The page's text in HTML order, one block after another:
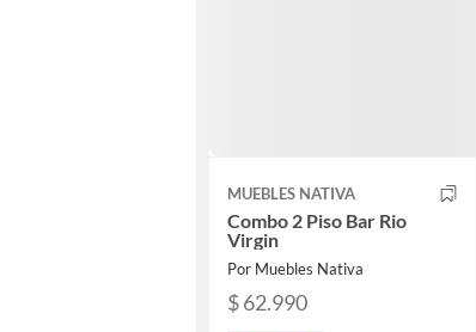
MUEBLES NATIVA
Combo 2 Piso Bar Rio
Virgin
Por Muebles Nativa
$ 62.990